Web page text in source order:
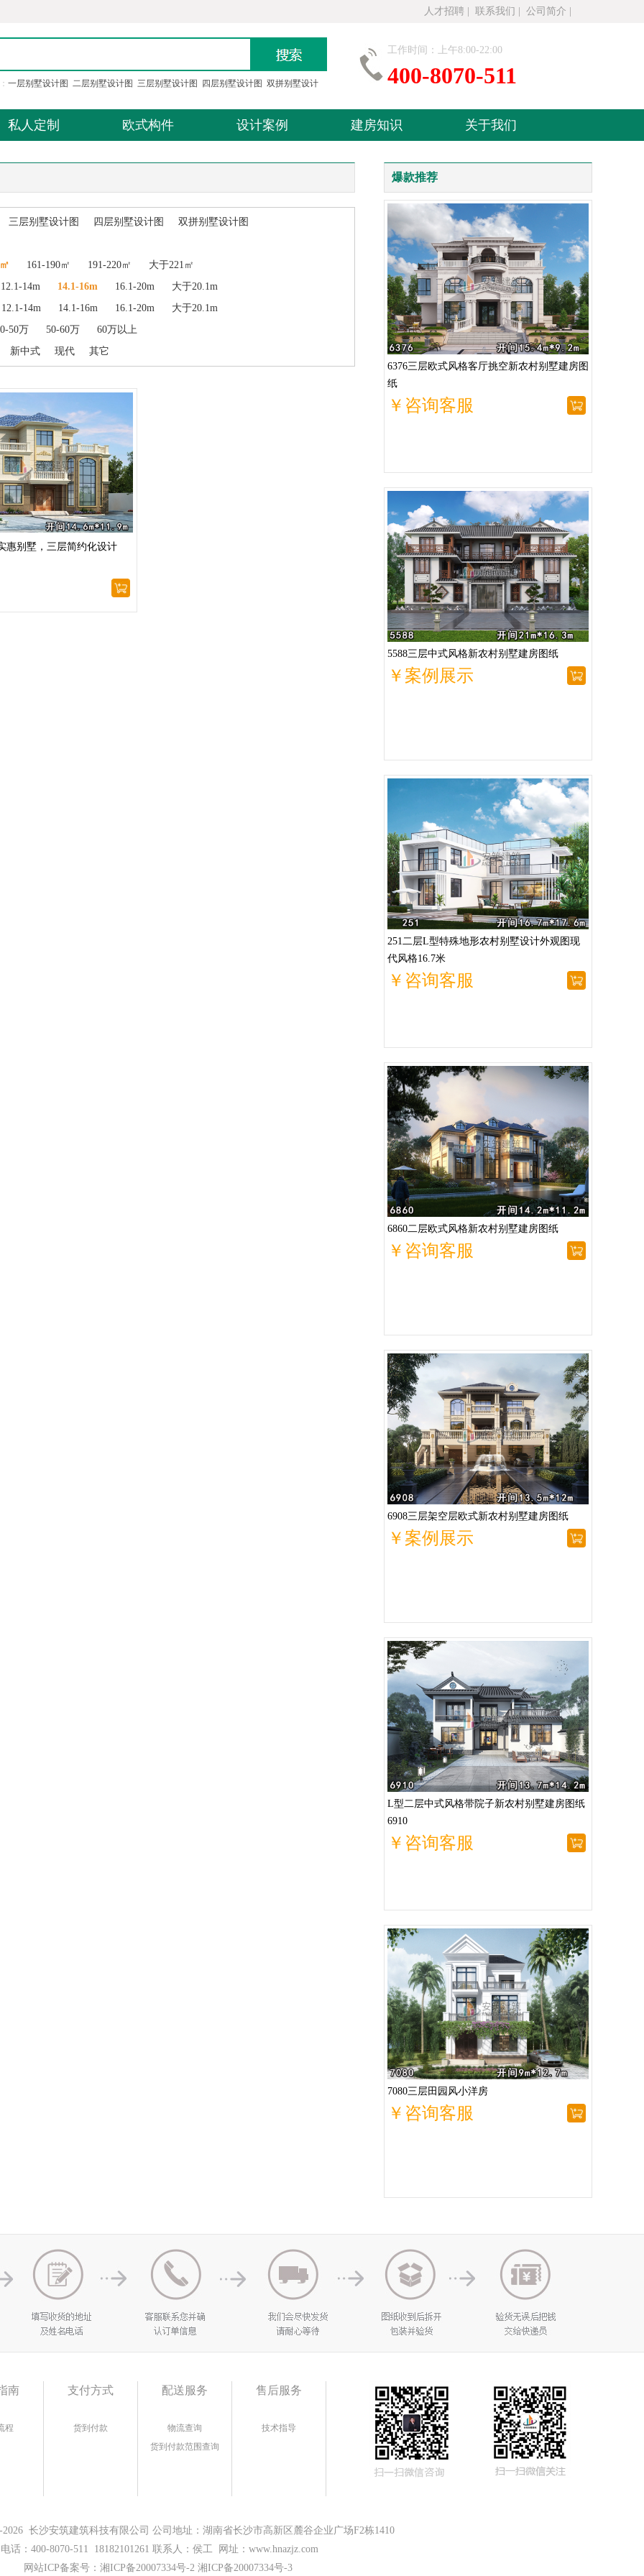
人才招聘 联系我们 公司简介
一层别墅设计图 二层别墅设计图 三层别墅设计图 四层别墅设计图 双拼别墅设计
工作时间：上午8:00-22:00
400-8070-511
私人定制 欧式构件 设计案例 建房知识 关于我们
爆款推荐
6376三层欧式风格客厅挑空新农村别墅建房图
纸
￥咨询客服
5588三层中式风格新农村别墅建房图纸
￥案例展示
251二层L型特殊地形农村别墅设计外观图现
代风格16.7米
￥咨询客服
6860二层欧式风格新农村别墅建房图纸
￥咨询客服
6908三层架空层欧式新农村别墅建房图纸
￥案例展示
L型二层中式风格带院子新农村别墅建房图纸
6910
￥咨询客服
7080三层田园风小洋房
￥咨询客服
三层别墅设计图 四层别墅设计图 双拼别墅设计图
161-190㎡ 191-220㎡
大于221㎡
12.1-14m
14.1-16m 16.1-20m
大于20.1m
12.1-14m
14.1-16m 16.1-20m
大于20.1m
50万
50-60万
60万以上
新中式
现代 其它
惠别墅，三层简约化设计
南
程
支付方式
货到付款
配送服务
物流查询
货到付款范围查询
售后服务
技术指导
长沙安筑建筑科技有限公司 公司地址：湖南省长沙市高新区麓谷企业广场F2栋1410
电话：400-8070-511 18182101261 联系人：侯工 网址：www.hnazjz.com
网站ICP备案号： 湘ICP备20007334号-2 湘ICP备20007334号-3